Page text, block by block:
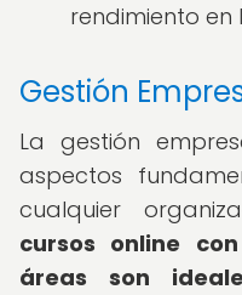
rendimiento en
Gestión
La gestión
aspectos
cualquier
cursos online
áreas son